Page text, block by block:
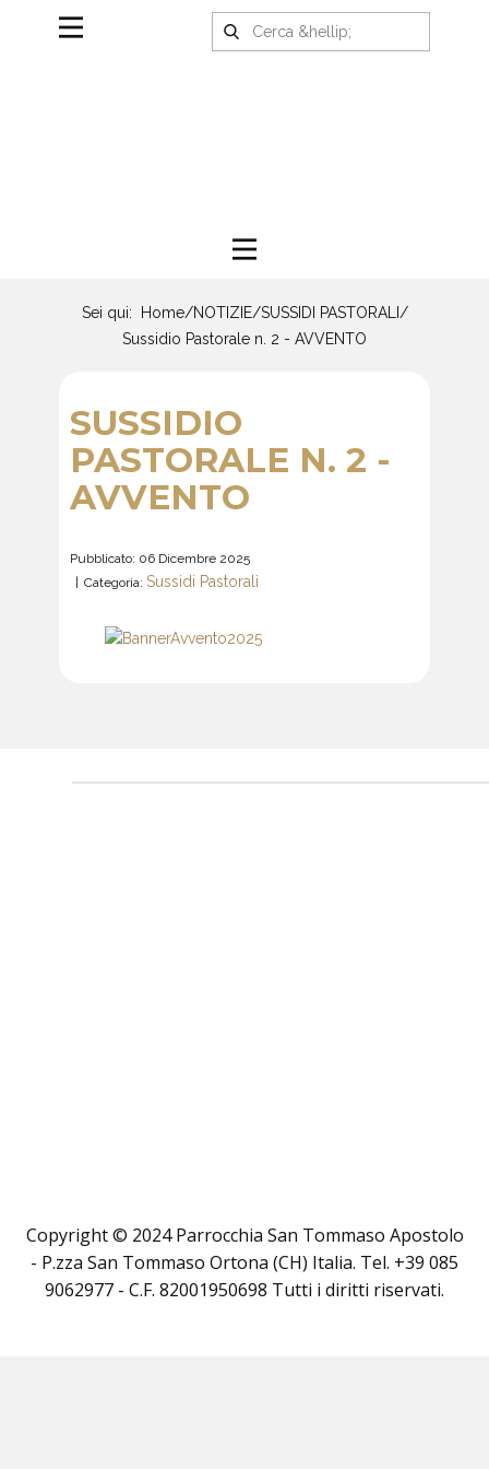
Sei qui: Home/NOTIZIE/SUSSIDI PASTORALI/
Sussidio Pastorale n. 2 - AVVENTO
SUSSIDIO
PASTORALE N. 2 -
AVVENTO
Pubblicato: 06 Dicembre 2025
Categoria: Sussidi Pastorali
Copyright © 2024 Parrocchia San Tommaso Apostolo
- P.zza San Tommaso Ortona (CH) Italia. Tel. +39 085
9062977 - C.F. 82001950698 Tutti i diritti riservati.